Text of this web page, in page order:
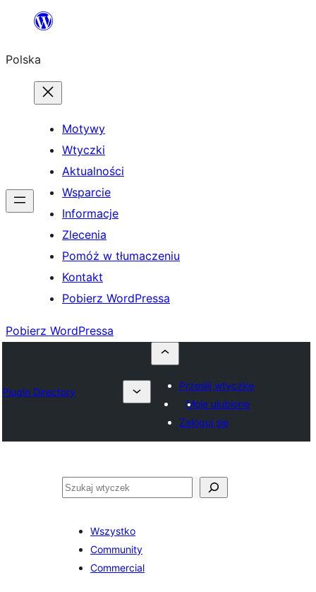
Przejdź
treści
Polska
Motywy
Wtyczki
Aktualności
Wsparcie
Informacje
Zlecenia
Pomóż w tłumaczeniu
Kontakt
Pobierz WordPressa
Pobierz WordPressa
Plugin Directory
Prześlij wtyczkę
Moje ulubione
Zaloguj się
Szukaj
Wszystko
Community
Commercial